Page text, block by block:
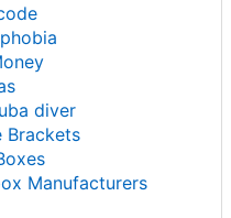
diver
Brackets
Manufacturers